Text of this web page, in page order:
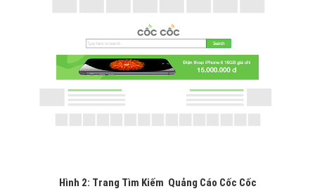
Hình 2: Trang Tìm Kiếm Quảng Cáo Cốc Cốc